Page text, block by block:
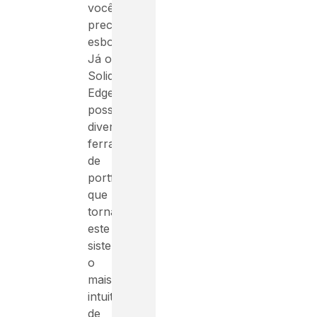
você
precise
esboçar.
Já o
Solid
Edge
possui
diversas
ferramentas
de
portfólio
que
tornam
este
sistema
o
mais
intuitivo
de